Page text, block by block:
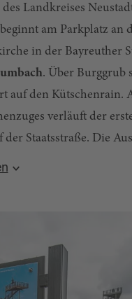
Landkreises
am Parkplatz an
in der Bayreuther
. Über Burggrub
auf den Kütschenrain.
verläuft der
der Staatsstraße. Die
und zum Rauhen Kulm
Heimsuchung“,
„Heinersreuther
erbaute
Westen. Zwei
Bereiche treffen hier